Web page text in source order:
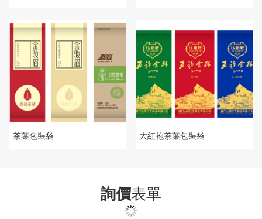
茶葉包裝袋 大紅袍茶葉包裝袋
詢價表單